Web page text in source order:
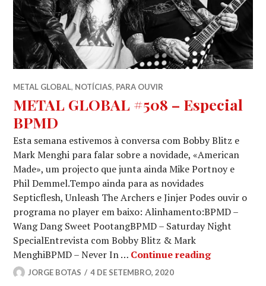
METAL GLOBAL, NOTÍCIAS, PARA OUVIR
METAL GLOBAL #508 – Especial
BPMD
Esta semana estivemos à conversa com Bobby Blitz e
Mark Menghi para falar sobre a novidade, «American
Made», um projecto que junta ainda Mike Portnoy e
Phil Demmel.Tempo ainda para as novidades
Septicflesh, Unleash The Archers e Jinjer Podes ouvir o
programa no player em baixo: Alinhamento:BPMD –
Wang Dang Sweet PootangBPMD – Saturday Night
SpecialEntrevista com Bobby Blitz & Mark
MenghiBPMD – Never In … Continue readingMETAL
JORGE BOTAS 4 DE SETEMBRO, 2020